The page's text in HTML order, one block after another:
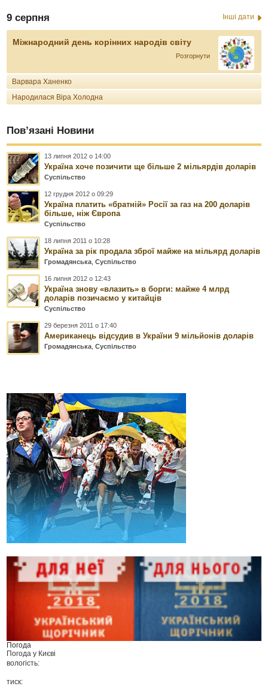
9 серпня Інші дати
Міжнародний день корінних народів світу
Розгорнути
Варвара Ханенко
Народилася Віра Холодна
Пов’язані Новини
13 липня 2012 о 14:00
Україна хоче позичити ще більше 2 мільярдів доларів
Суспільство
12 грудня 2012 о 09:29
Україна платить «братній» Росії за газ на 200 доларів
більше, ніж Європа
Суспільство
18 липня 2011 о 10:28
Україна за рік продала зброї майже на мільярд доларів
Громадянська ,Суспільство
16 липня 2012 о 12:43
Україна знову «влазить» в борги: майже 4 млрд
доларів позичаємо у китайців
Суспільство
29 березня 2011 о 17:40
Американець відсудив в України 9 мільйонів доларів
Громадянська ,Суспільство
Погода
Погода у Києві
вологість:
тиск: